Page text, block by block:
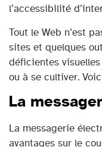
l’accessibilité
Tout le Web n’est
sites et quelques
déficientes visuelles
ou à se cultiver.
La
La messagerie
avantages sur le